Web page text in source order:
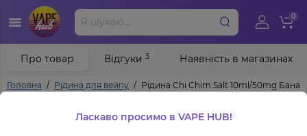
0
Головна Рідина для вейпу Рідина Chi Chim Salt 10ml/50mg Банан
Про товар Відгуки 3 Наявність в магазинах
Ласкаво просимо в VAPE HUB!